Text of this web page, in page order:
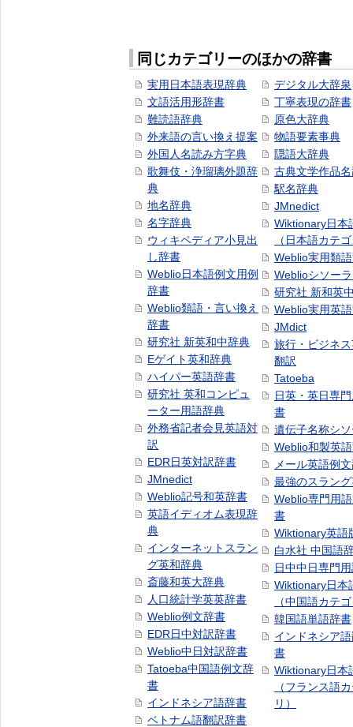
同じカテゴリーのほかの辞書
実用日本語表現辞典
文語活用形辞書
難読語辞典
外来語の言い換え提案
外国人名読み方字典
歌舞伎・浄瑠璃外題辞
典
地名辞典
名字辞典
ウィキペディア小見出
し辞書
Weblio日本語例文用例
辞書
Weblio類語・言い換え
辞書
研究社 新英和中辞典
Eゲイト英和辞典
ハイパー英語辞書
研究社 英和コンピュ
ーター用語辞典
外務省記者会見英語対
訳
EDR日英対訳辞書
JMnedict
Weblio記号和英辞書
英語イディオム表現辞
典
インターネットスラン
グ英和辞典
斎藤和英大辞典
人口統計学英英辞書
Weblio例文辞書
EDR日中対訳辞書
Weblio中日対訳辞書
Tatoeba中国語例文辞
書
インドネシア語辞書
ベトナム語翻訳辞書
デジタル大辞泉
丁寧表現の辞書
原色大辞典
物語要素事典
隠語大辞典
古典文学作品
駅名辞典
JMnedict
Wiktionary日本
（日本語カテ
Weblio実用類
Weblioシソー
研究社 新和英
Weblio実用英
JMdict
旅行・ビジネ
翻訳
Tatoeba
日英・英日専
書
遺伝子名称シ
Weblio和製英
メール英語例
最強のスラン
Weblio専門用
書
Wiktionary英語
白水社 中国語
日中中日専門
Wiktionary日本
（中国語カテ
韓国語単語辞書
インドネシア
書
Wiktionary日本
（フランス語
リ）